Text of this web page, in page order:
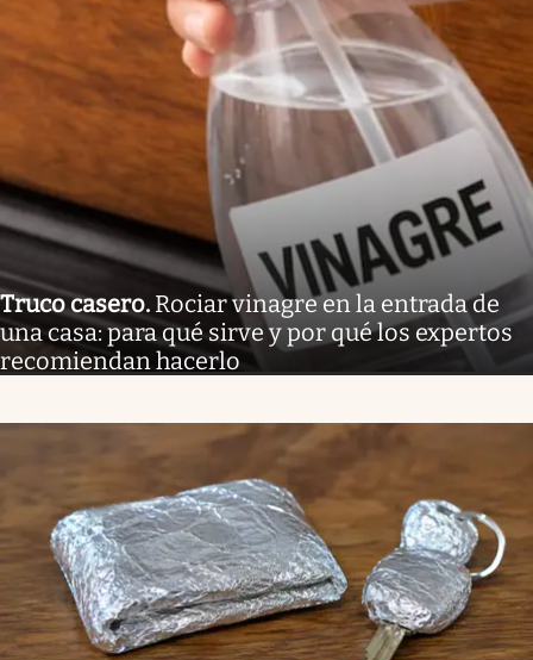
Truco casero. Rociar vinagre en la entrada de
una casa: para qué sirve y por qué los expertos
recomiendan hacerlo